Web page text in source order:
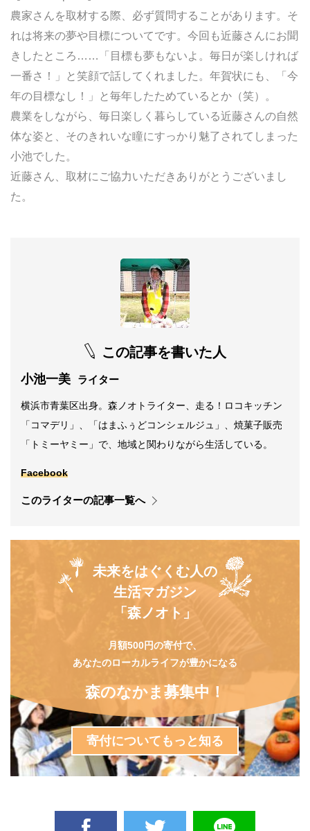
農家さんを取材する際、必ず質問することがあります。そ
れは将来の夢や目標についてです。今回も近藤さんにお聞
きしたところ……「目標も夢もないよ。毎日が楽しければ
一番さ！」と笑顔で話してくれました。年賀状にも、「今
年の目標なし！」と毎年したためているとか（笑）。
農業をしながら、毎日楽しく暮らしている近藤さんの自然
体な姿と、そのきれいな瞳にすっかり魅了されてしまった
小池でした。
近藤さん、取材にご協力いただきありがとうございまし
た。
この記事を書いた人
小池一美 ライター
横浜市青葉区出身。森ノオトライター、走る！ロコキッチン
「コマデリ」、「はまふぅどコンシェルジュ」、焼菓子販売
「トミーヤミー」で、地域と関わりながら生活している。
Facebook
このライターの記事一覧へ
未来をはぐくむ人の
生活マガジン
「森ノオト」
月額500円の寄付で、
あなたのローカルライフが豊かになる
森のなかま募集中！
寄付についてもっと知る